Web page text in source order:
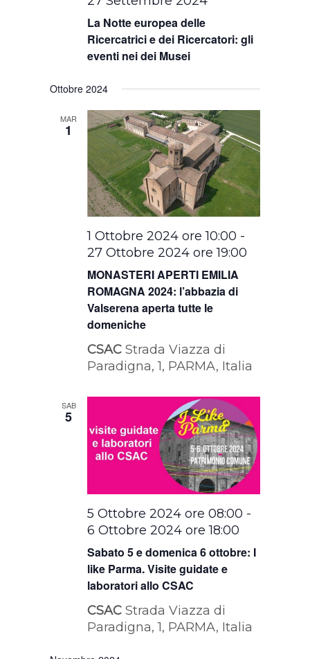
La Notte europea delle
Ricercatrici e dei Ricercatori: gli
eventi nei dei Musei
Ottobre 2024
MAR
1
MONASTERI APERTI EMILIA
ROMAGNA 2024: l’abbazia di
Valserena aperta tutte le
domeniche
1 Ottobre 2024 ore 10:00 -
27 Ottobre 2024 ore 19:00
CSACStrada Viazza di
Paradigna, 1, PARMA, Italia
SAB
5
Sabato 5 e domenica 6 ottobre: I
like Parma. Visite guidate e
laboratori allo CSAC
5 Ottobre 2024 ore 08:00 -
6 Ottobre 2024 ore 18:00
CSACStrada Viazza di
Paradigna, 1, PARMA, Italia